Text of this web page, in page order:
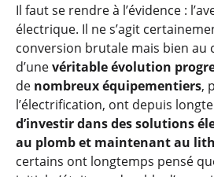
Il faut se rendre à l’évidence :
électrique. Il ne s’agit
conversion brutale mais bien au
d’unevéritable évolution
de nombreux équipementiers,
l’électrification, ont depuis
d’investir dans des solutions
au plomb et maintenant au
certains ont longtemps pensé